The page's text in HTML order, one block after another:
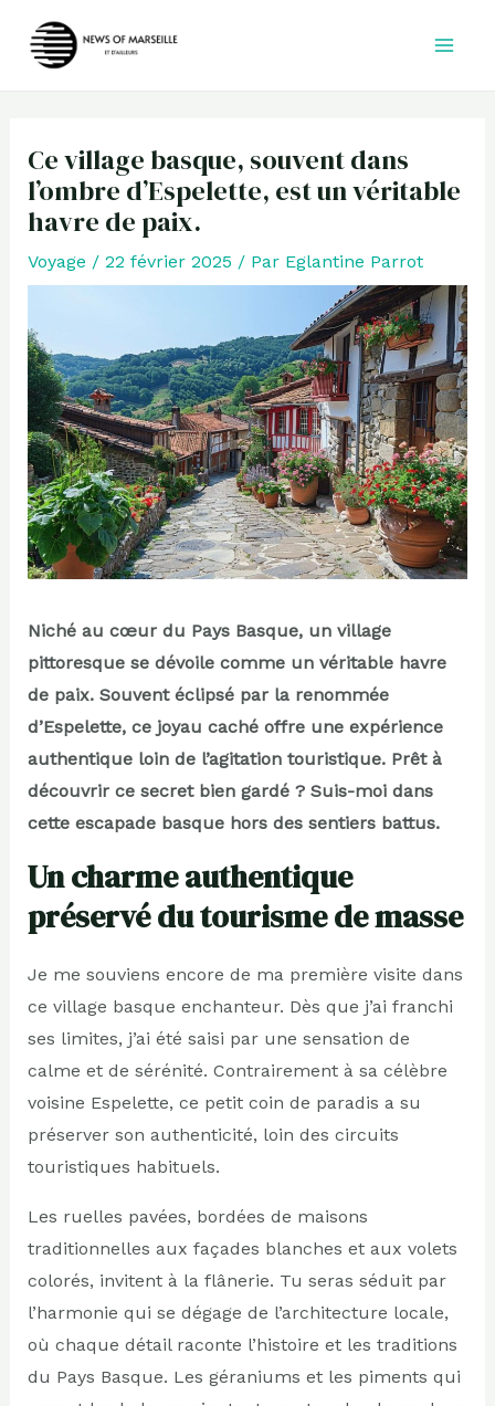
Ce village basque, souvent dans
l’ombre d’Espelette, est un véritable
havre de paix.
Voyage / 22 février 2025 / Par Eglantine Parrot
Niché au cœur du Pays Basque, un village
pittoresque se dévoile comme un véritable havre
de paix. Souvent éclipsé par la renommée
d’Espelette, ce joyau caché offre une expérience
authentique loin de l’agitation touristique. Prêt à
découvrir ce secret bien gardé ? Suis-moi dans
cette escapade basque hors des sentiers battus.
Un charme authentique
préservé du tourisme de masse
Je me souviens encore de ma première visite dans
ce village basque enchanteur. Dès que j’ai franchi
ses limites, j’ai été saisi par une sensation de
calme et de sérénité. Contrairement à sa célèbre
voisine Espelette, ce petit coin de paradis a su
préserver son authenticité, loin des circuits
touristiques habituels.
Les ruelles pavées, bordées de maisons
traditionnelles aux façades blanches et aux volets
colorés, invitent à la flânerie. Tu seras séduit par
l’harmonie qui se dégage de l’architecture locale,
où chaque détail raconte l’histoire et les traditions
du Pays Basque. Les géraniums et les piments qui